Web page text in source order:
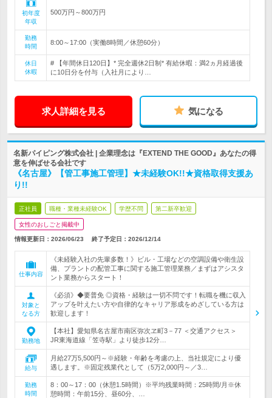
初年度
年収
500万円～800万円
勤務
時間
8:00～17:00（実働8時間／休憩60分）
休日
休暇
# 【年間休日120日】* 完全週休2日制* 有給休暇：満2ヵ月経過後
に10日分を付与（入社月により…
求人詳細を見る 気になる
名新パイピング株式会社 | 企業理念は『EXTEND THE GOOD』あなたの得
意を伸ばせる会社です
《名古屋》【管工事施工管理】★未経験OK!!★資格取得支援あ
り!!
正社員 職種・業種未経験OK 学歴不問 第二新卒歓迎
女性のおしごと掲載中
情報更新日：2026/06/23 終了予定日： 2026/12/14
仕事内容
《未経験入社の先輩多数！》ビル・工場などの空調設備や衛生設
備、プラントの配管工事に関する施工管理業務／まずはアシスタ
ント業務からスタート！
対象と
なる方
《必須》◆要普免 ◎資格・経験は一切不問です！転職を機に収入
アップを叶えたい方や自律的なキャリア形成をめざしている方は
歓迎します！
勤務地
【本社】愛知県名古屋市南区弥次ヱ町3－77 ＜交通アクセス＞
JR東海道線「笠寺駅」より徒歩12分…
給与
月給27万5,500円～※経験・年齢を考慮の上、当社規定により優
遇します。※固定残業代として（5万2,000円～／3…
勤務
時間
8：00～17：00（休憩1.5時間）※平均残業時間：25時間/月※休
憩時間：午前15分、昼60分、…